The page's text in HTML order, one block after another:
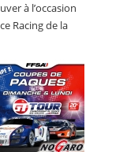
à l’occasion
Racing de la